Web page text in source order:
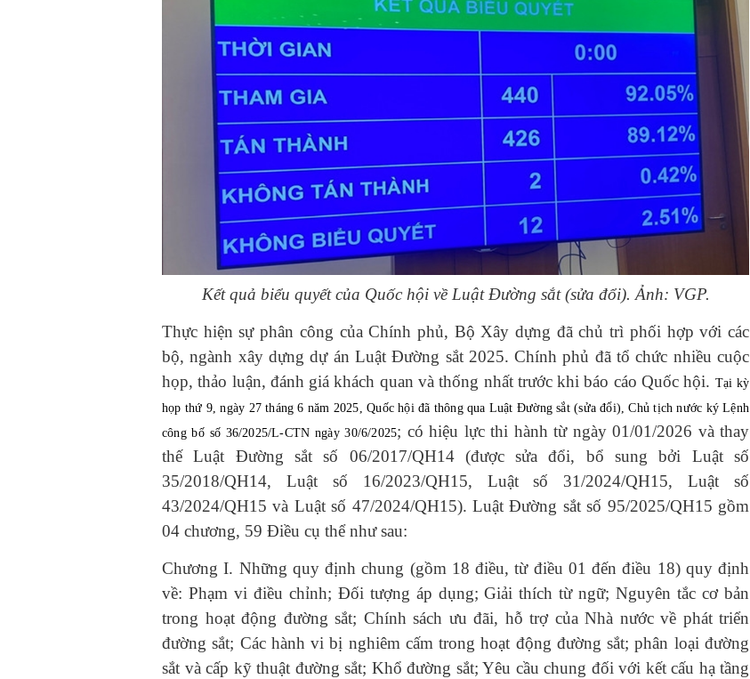
Kết quả biểu quyết của Quốc hội về Luật Đường sắt (sửa đổi). Ảnh: VGP.
Thực hiện sự phân công của Chính phủ, Bộ Xây dựng đã chủ trì phối hợp với các
bộ, ngành xây dựng dự án Luật Đường sắt 2025. Chính phủ đã tổ chức nhiều cuộc
họp, thảo luận, đánh giá khách quan và thống nhất trước khi báo cáo Quốc hội. Tại kỳ
họp thứ 9, ngày 27 tháng 6 năm 2025, Quốc hội đã thông qua Luật Đường sắt (sửa đổi), Chủ tịch nước ký Lệnh
công bố số 36/2025/L-CTN ngày 30/6/2025; có hiệu lực thi hành từ ngày 01/01/2026 và thay
thế Luật Đường sắt số 06/2017/QH14 (được sửa đổi, bổ sung bởi Luật số
35/2018/QH14, Luật số 16/2023/QH15, Luật số 31/2024/QH15, Luật số
43/2024/QH15 và Luật số 47/2024/QH15). Luật Đường sắt số 95/2025/QH15 gồm
04 chương, 59 Điều cụ thể như sau:
Chương I. Những quy định chung (gồm 18 điều, từ điều 01 đến điều 18) quy định
về: Phạm vi điều chỉnh; Đối tượng áp dụng; Giải thích từ ngữ; Nguyên tắc cơ bản
trong hoạt động đường sắt; Chính sách ưu đãi, hỗ trợ của Nhà nước về phát triển
đường sắt; Các hành vi bị nghiêm cấm trong hoạt động đường sắt; phân loại đường
sắt và cấp kỹ thuật đường sắt; Khổ đường sắt; Yêu cầu chung đối với kết cấu hạ tầng